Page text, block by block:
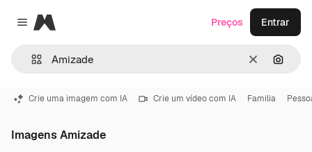
Close menu
Magnific
Limpar
Preços Entrar
Crie uma imagem com IA Crie um vídeo com IA Familia
Imagens Amizade